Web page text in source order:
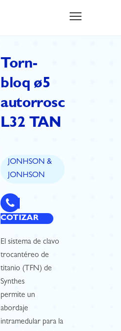
Torn-
bloq ø5
autorrosc
L32 TAN
JONHSON &
JONHSON
COTIZAR
El sistema de clavo
trocantéreo de
titanio (TFN) de
Synthes
permite un
abordaje
intramedular para la